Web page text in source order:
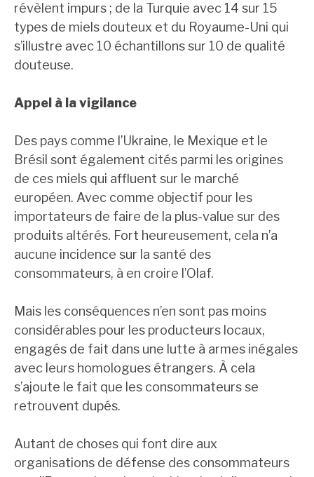
révèlent impurs ; de la Turquie avec 14 sur 15
types de miels douteux et du Royaume-Uni qui
s’illustre avec 10 échantillons sur 10 de qualité
douteuse.
Appel à la vigilance
Des pays comme l’Ukraine, le Mexique et le
Brésil sont également cités parmi les origines
de ces miels qui affluent sur le marché
européen. Avec comme objectif pour les
importateurs de faire de la plus-value sur des
produits altérés. Fort heureusement, cela n’a
aucune incidence sur la santé des
consommateurs, à en croire l’Olaf.
Mais les conséquences n’en sont pas moins
considérables pour les producteurs locaux,
engagés de fait dans une lutte à armes inégales
avec leurs homologues étrangers. À cela
s’ajoute le fait que les consommateurs se
retrouvent dupés.
Autant de choses qui font dire aux
organisations de défense des consommateurs